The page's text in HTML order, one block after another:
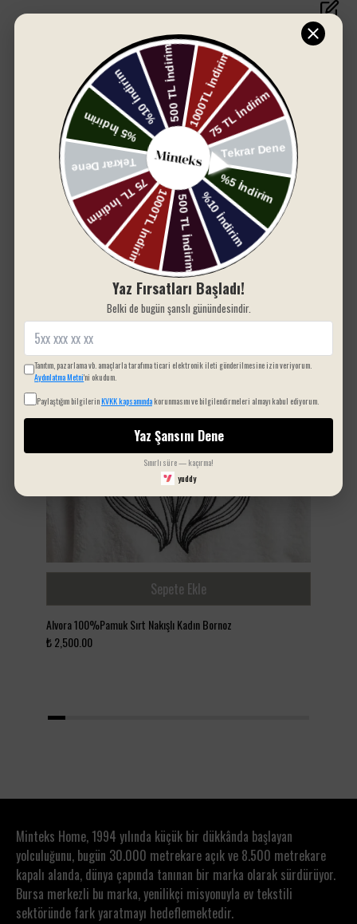
modern bir çizgiyle buluşturur. Hafif yapısı
sayesinde evde, tatilde ya da spa ortamında
rahatça kullanılabilir.
Geniş beden aralığıyla farklı vücut tiplerine uyum
sağlar. Şıklığından ödün vermeden rahatlık arayan
kadınlar için ideal bir tercihtir.
%100 pamuk kumaş
Yumuşak ve hafif doku
Yüksek su emicilik
Şalyaka yaka tasarımı
S - M - L - XL beden seçenekleri
Luna serisiyle banyodan sonra bile
şıklığınızdan ödün vermeyin.
Yorum bulunamadı
SIZIN İÇIN SEÇTIKLERIMIZ
Sepete Ekle
Alvora 100%Pamuk Sırt Nakışlı Kadın Bornoz
₺ 2,500.00
1
Minteks Home, 1994 yılında küçük bir dükkânda başlayan
yolculuğunu, bugün 30.000 metrekare açık ve 8.500 metrekare
kapalı alanda, dünya çapında tanınan bir marka olarak sürdürüyor.
Bursa merkezli bu marka, yenilikçi misyonuyla ev tekstili
sektöründe fark yaratmayı hedeflemektedir.
Yaz Fırsatları Başladı!
Belki de bugün şanslı günündesindir.
Tanıtım, pazarlama vb. amaçlarla tarafıma ticari elektronik ileti gönderilmesine izin veriyorum.
Aydınlatma Metni'ni okudum.
Paylaştığım bilgilerinKVKK kapsamındakorunmasını ve bilgilendirmeleri almayı kabul ediyorum.
Yaz Şansını Dene
Sınırlı süre — kaçırma!
yuddy